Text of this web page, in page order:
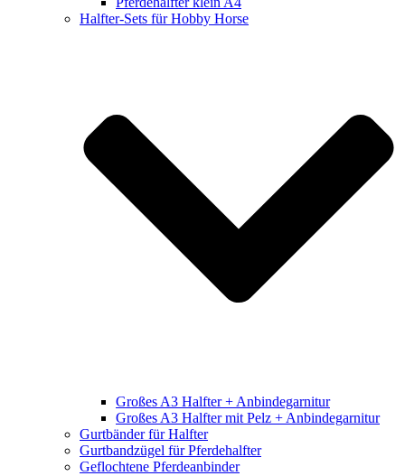
Halfter-Sets für Hobby Horse
Großes A3 Halfter + Anbindegarnitur
Großes A3 Halfter mit Pelz + Anbindegarnitur
Gurtbänder für Halfter
Gurtbandzügel für Pferdehalfter
Geflochtene Pferdeanbinder